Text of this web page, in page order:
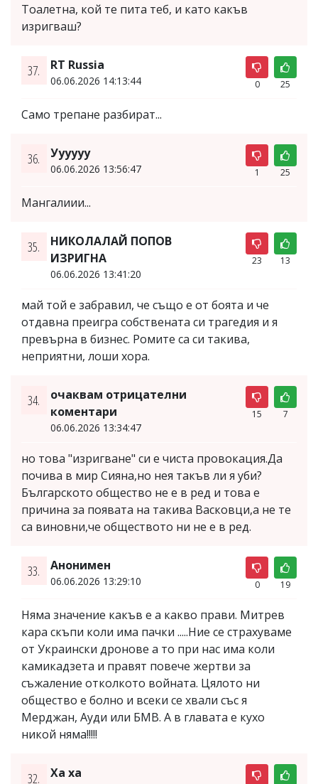
Тоалетна, кой те пита теб, и като какъв
изригваш?
37. RT Russia
06.06.2026 14:13:44 0 25
Само трепане разбират...
36. Уууууу
06.06.2026 13:56:47 1 25
Мангалиии...
35.
НИКОЛАЛАЙ ПОПОВ
ИЗРИГНА
06.06.2026 13:41:20
23 13
май той е забравил, че също е от боята и че
отдавна преигра собствената си трагедия и я
превърна в бизнес. Ромите са си такива,
неприятни, лоши хора.
34.
очаквам отрицателни
коментари
06.06.2026 13:34:47
15 7
но това "изригване" си е чиста провокация.Да
почива в мир Сияна,но нея такъв ли я уби?
Българското общество не е в ред и това е
причина за появата на такива Васковци,а не те
са виновни,че обществото ни не е в ред.
33. Анонимен
06.06.2026 13:29:10 0 19
Няма значение какъв е а какво прави. Митрев
кара скъпи коли има пачки .....Ние се страхуваме
от Украински дронове а то при нас има коли
камикадзета и правят повече жертви за
съжаление отколкото войната. Цялото ни
общество е болно и всеки се хвали със я
Мерджан, Ауди или БМВ. А в главата е кухо
никой няма!!!!!
32. Ха ха